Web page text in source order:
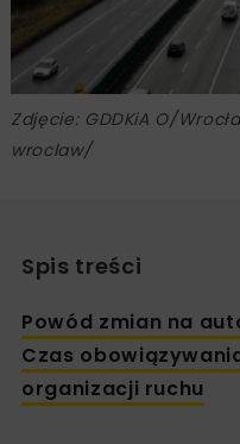
Zdjęcie: GDDKiA O/
wroclaw/
Spis treści
Powód zmian na
Czas
organizacji ruchu